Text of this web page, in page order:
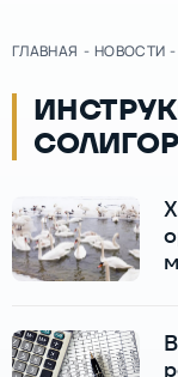
ГЛАВНАЯ - НОВОСТИ -